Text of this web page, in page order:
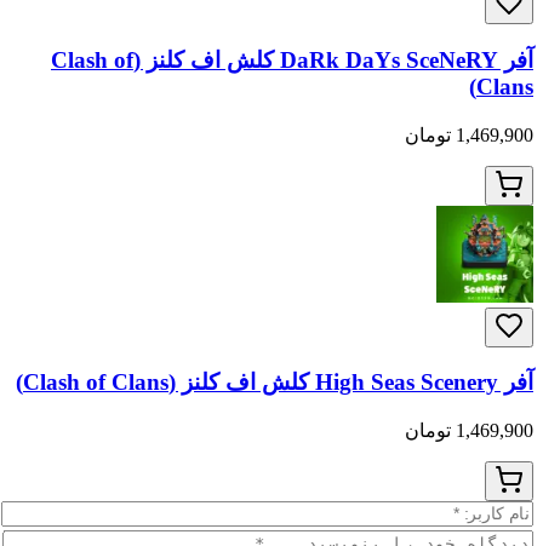
آفر DaRk DaYs SceNeRY کلش اف کلنز (Clash of